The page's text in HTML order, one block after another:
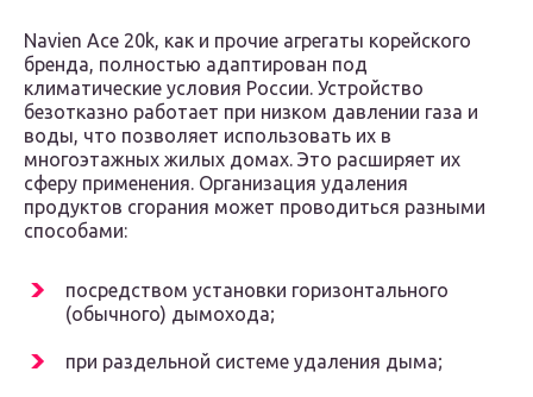
Navien Ace 20k, как и прочие агрегаты корейского
бренда, полностью адаптирован под
климатические условия России. Устройство
безотказно работает при низком давлении газа и
воды, что позволяет использовать их в
многоэтажных жилых домах. Это расширяет их
сферу применения. Организация удаления
продуктов сгорания может проводиться разными
способами:
посредством установки горизонтального
(обычного) дымохода;
при раздельной системе удаления дыма;